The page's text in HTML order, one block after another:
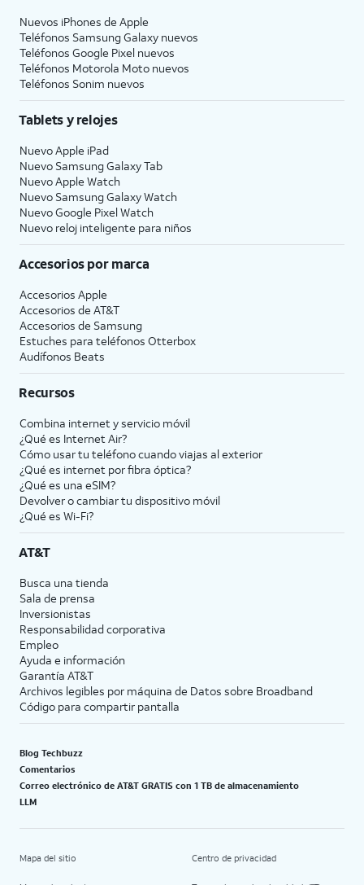
Nuevos iPhones de Apple
Teléfonos Samsung Galaxy nuevos
Teléfonos Google Pixel nuevos
Teléfonos Motorola Moto nuevos
Teléfonos Sonim nuevos
Tablets y relojes
Nuevo Apple iPad
Nuevo Samsung Galaxy Tab
Nuevo Apple Watch
Nuevo Samsung Galaxy Watch
Nuevo Google Pixel Watch
Nuevo reloj inteligente para niños
Accesorios por marca
Accesorios Apple
Accesorios de AT&T
Accesorios de Samsung
Estuches para teléfonos Otterbox
Audífonos Beats
Recursos
Combina internet y servicio móvil
¿Qué es Internet Air?
Cómo usar tu teléfono cuando viajas al exterior
¿Qué es internet por fibra óptica?
¿Qué es una eSIM?
Devolver o cambiar tu dispositivo móvil
¿Qué es Wi-Fi?
AT&T
Busca una tienda
Sala de prensa
Inversionistas
Responsabilidad corporativa
Empleo
Ayuda e información
Garantía AT&T
Archivos legibles por máquina de Datos sobre Broadband
Código para compartir pantalla
Blog Techbuzz
Comentarios
Correo electrónico de AT&T GRATIS con 1 TB de almacenamiento
LLM
Mapa del sitio Centro de privacidad